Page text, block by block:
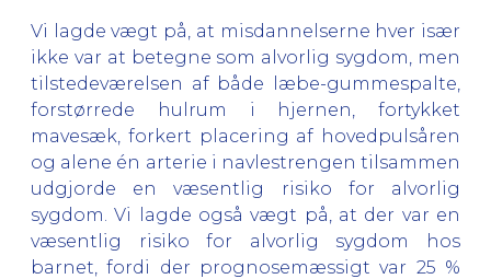
Vi lagde vægt på, at misdannelserne hver især
ikke var at betegne som alvorlig sygdom, men
tilstedeværelsen af både læbe-gummespalte,
forstørrede hulrum i hjernen, fortykket
mavesæk, forkert placering af hovedpulsåren
og alene én arterie i navlestrengen tilsammen
udgjorde en væsentlig risiko for alvorlig
sygdom. Vi lagde også vægt på, at der var en
væsentlig risiko for alvorlig sygdom hos
barnet, fordi der prognosemæssigt var 25 %